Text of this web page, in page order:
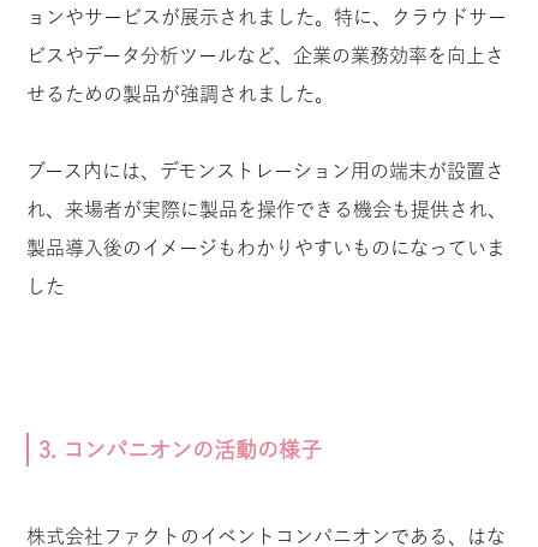
ョンやサービスが展示されました。特に、クラウドサー
ビスやデータ分析ツールなど、企業の業務効率を向上さ
せるための製品が強調されました。
ブース内には、デモンストレーション用の端末が設置さ
れ、来場者が実際に製品を操作できる機会も提供され、
製品導入後のイメージもわかりやすいものになっていま
した
3. コンパニオンの活動の様子
株式会社ファクトのイベントコンパニオンである、はな